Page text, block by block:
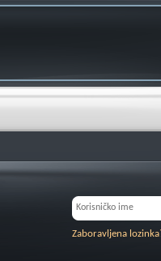
Zaboravljena